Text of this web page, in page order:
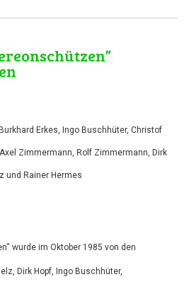
Erkes, Ingo Buschhüter, Christof
Zimmermann, Rolf Zimmermann, Dirk
und Rainer Hermes
wurde im Oktober 1985 von den
Dirk Hopf, Ingo Buschhüter,